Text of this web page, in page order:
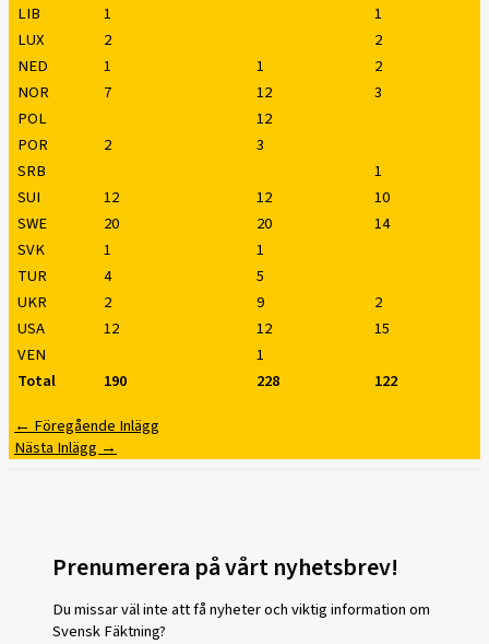
LIB
1
1
LUX
2
2
NED
1 1
2
NOR
7 12
3
POL
12
POR
2
3
SRB
1
SUI
12 12
10
SWE
20 20
14
SVK
1
1
TUR
4
5
UKR
2 9
2
USA
12 12
15
VEN
1
Total
190 228
122
←Föregående Inlägg
Nästa Inlägg→
Prenumerera på vårt nyhetsbrev!
Du missar väl inte att få nyheter och viktig information om
Svensk Fäktning?